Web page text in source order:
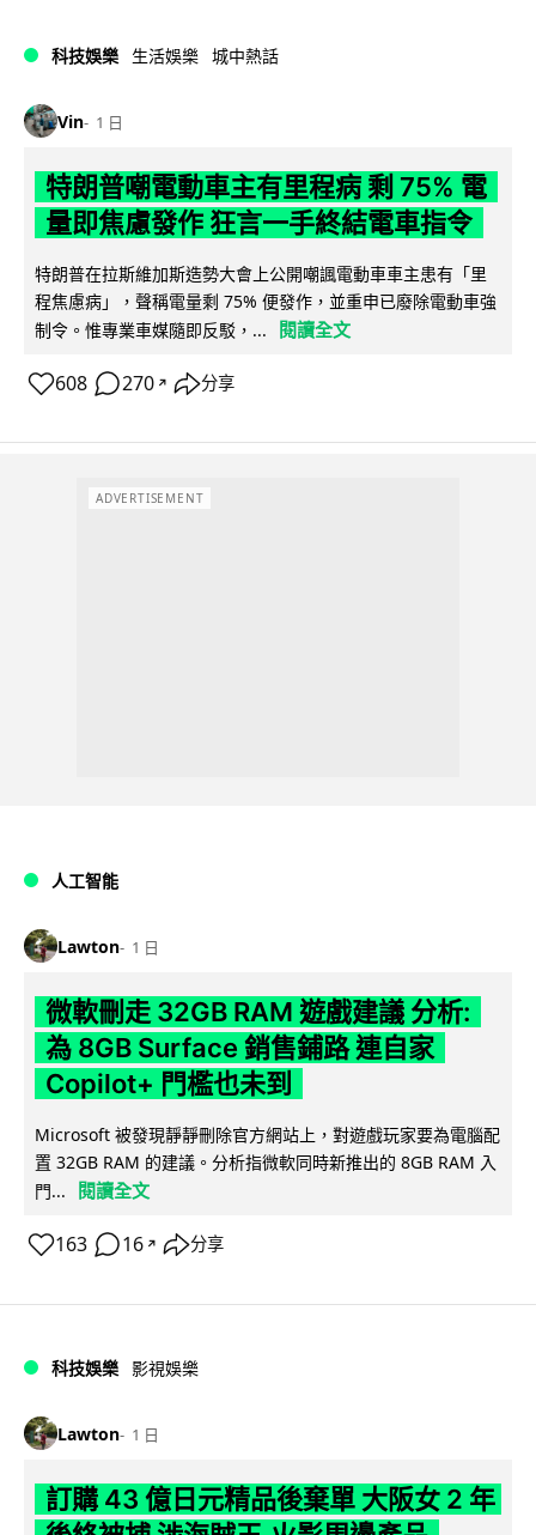
科技娛樂 生活娛樂 城中熱話
Vin 1 日
特朗普嘲電動車主有里程病 剩 75% 電
量即焦慮發作 狂言一手終結電車指令
特朗普在拉斯維加斯造勢大會上公開嘲諷電動車車主患有「里
程焦慮病」，聲稱電量剩 75% 便發作，並重申已廢除電動車強
制令。惟專業車媒隨即反駁，...
閱讀全文
608 270 ↗ 分享
ADVERTISEMENT
人工智能
Lawton 1 日
微軟刪走 32GB RAM 遊戲建議 分析:
為 8GB Surface 銷售鋪路 連自家
Copilot+ 門檻也未到
Microsoft 被發現靜靜刪除官方網站上，對遊戲玩家要為電腦配
置 32GB RAM 的建議。分析指微軟同時新推出的 8GB RAM 入
門...
閱讀全文
163 16 ↗ 分享
科技娛樂 影視娛樂
Lawton 1 日
訂購 43 億日元精品後棄單 大阪女 2 年